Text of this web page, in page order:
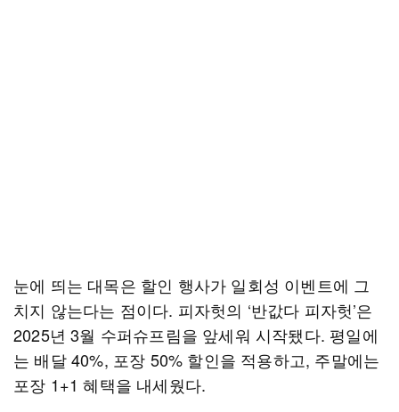
눈에 띄는 대목은 할인 행사가 일회성 이벤트에 그
치지 않는다는 점이다. 피자헛의 ‘반값다 피자헛’은
2025년 3월 수퍼슈프림을 앞세워 시작됐다. 평일에
는 배달 40%, 포장 50% 할인을 적용하고, 주말에는
포장 1+1 혜택을 내세웠다.